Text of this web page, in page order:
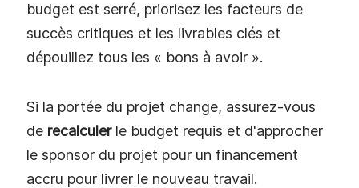
budget est serré, priorisez les facteurs de
succès critiques et les livrables clés et
dépouillez tous les « bons à avoir ».
Si la portée du projet change, assurez-vous
de recalculerle budget requis et d'approcher
le sponsor du projet pour un financement
accru pour livrer le nouveau travail.